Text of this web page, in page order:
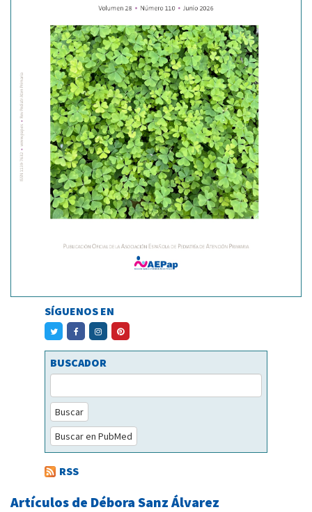
SÍGUENOS EN
BUSCADOR
Buscar
Buscar en PubMed
RSS
Artículos de Débora Sanz Álvarez